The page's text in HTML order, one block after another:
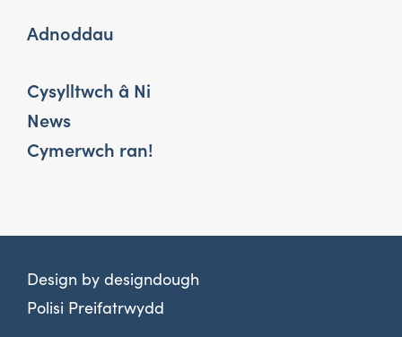
Adnoddau
Cysylltwch â Ni
News
Cymerwch ran!
Design by designdough
Polisi Preifatrwydd